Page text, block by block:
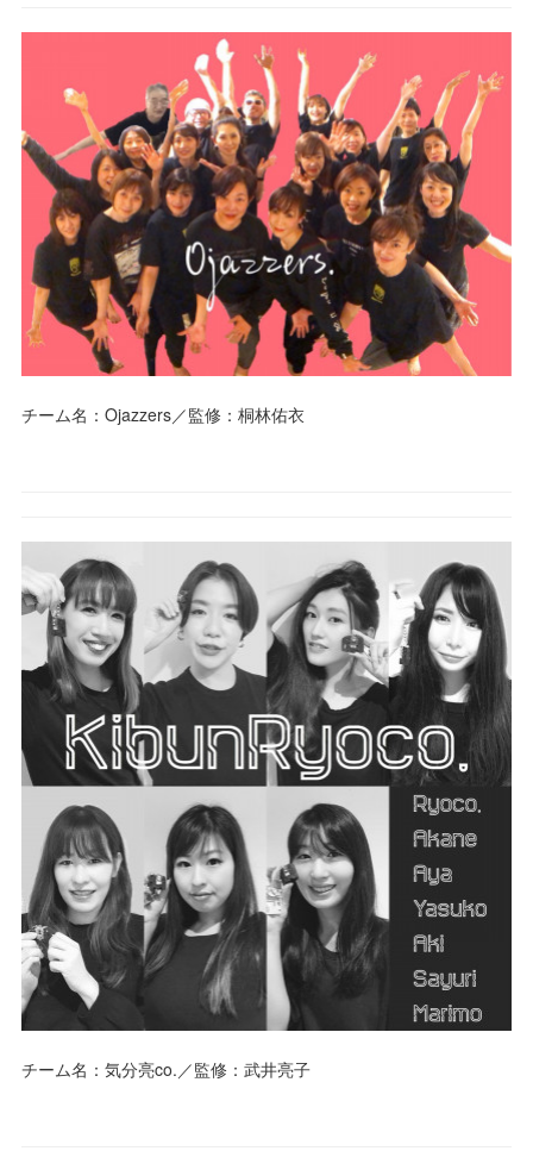
チーム名：Ojazzers／監修：桐林佑衣
チーム名：気分亮co.／監修：武井亮子